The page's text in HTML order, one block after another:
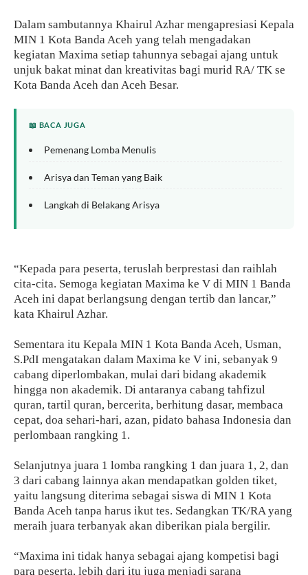
Dalam sambutannya Khairul Azhar mengapresiasi Kepala
MIN 1 Kota Banda Aceh yang telah mengadakan
kegiatan Maxima setiap tahunnya sebagai ajang untuk
unjuk bakat minat dan kreativitas bagi murid RA/ TK se
Kota Banda Aceh dan Aceh Besar.
📖 BACA JUGA
Pemenang Lomba Menulis
Arisya dan Teman yang Baik
Langkah di Belakang Arisya
“Kepada para peserta, teruslah berprestasi dan raihlah
cita-cita. Semoga kegiatan Maxima ke V di MIN 1 Banda
Aceh ini dapat berlangsung dengan tertib dan lancar,”
kata Khairul Azhar.
Sementara itu Kepala MIN 1 Kota Banda Aceh, Usman,
S.PdI mengatakan dalam Maxima ke V ini, sebanyak 9
cabang diperlombakan, mulai dari bidang akademik
hingga non akademik. Di antaranya cabang tahfizul
quran, tartil quran, bercerita, berhitung dasar, membaca
cepat, doa sehari-hari, azan, pidato bahasa Indonesia dan
perlombaan rangking 1.
Selanjutnya juara 1 lomba rangking 1 dan juara 1, 2, dan
3 dari cabang lainnya akan mendapatkan golden tiket,
yaitu langsung diterima sebagai siswa di MIN 1 Kota
Banda Aceh tanpa harus ikut tes. Sedangkan TK/RA yang
meraih juara terbanyak akan diberikan piala bergilir.
“Maxima ini tidak hanya sebagai ajang kompetisi bagi
para peserta, lebih dari itu juga menjadi sarana